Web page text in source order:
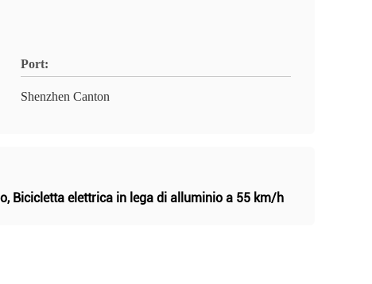
Port:
Shenzhen Canton
, Bicicletta elettrica in lega di alluminio a 55 km/h